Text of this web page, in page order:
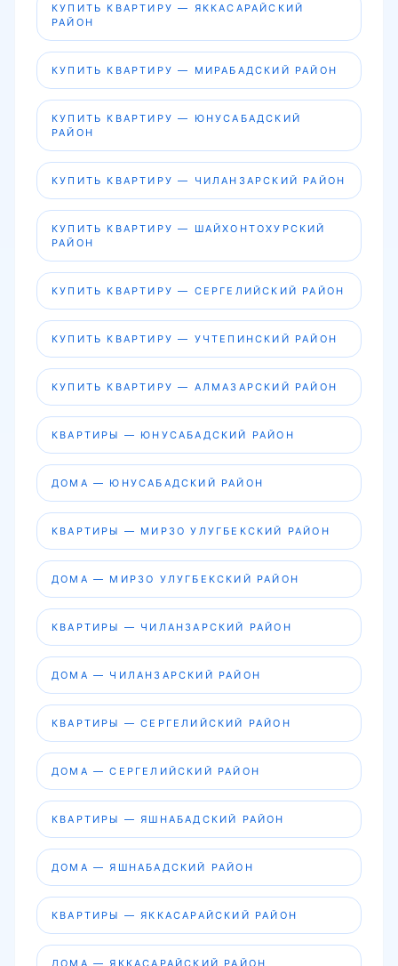
КУПИТЬ КВАРТИРУ — ЯККАСАРАЙСКИЙ
РАЙОН
КУПИТЬ КВАРТИРУ — МИРАБАДСКИЙ РАЙОН
КУПИТЬ КВАРТИРУ — ЮНУСАБАДСКИЙ
РАЙОН
КУПИТЬ КВАРТИРУ — ЧИЛАНЗАРСКИЙ РАЙОН
КУПИТЬ КВАРТИРУ — ШАЙХОНТОХУРСКИЙ
РАЙОН
КУПИТЬ КВАРТИРУ — СЕРГЕЛИЙСКИЙ РАЙОН
КУПИТЬ КВАРТИРУ — УЧТЕПИНСКИЙ РАЙОН
КУПИТЬ КВАРТИРУ — АЛМАЗАРСКИЙ РАЙОН
КВАРТИРЫ — ЮНУСАБАДСКИЙ РАЙОН
ДОМА — ЮНУСАБАДСКИЙ РАЙОН
КВАРТИРЫ — МИРЗО УЛУГБЕКСКИЙ РАЙОН
ДОМА — МИРЗО УЛУГБЕКСКИЙ РАЙОН
КВАРТИРЫ — ЧИЛАНЗАРСКИЙ РАЙОН
ДОМА — ЧИЛАНЗАРСКИЙ РАЙОН
КВАРТИРЫ — СЕРГЕЛИЙСКИЙ РАЙОН
ДОМА — СЕРГЕЛИЙСКИЙ РАЙОН
КВАРТИРЫ — ЯШНАБАДСКИЙ РАЙОН
ДОМА — ЯШНАБАДСКИЙ РАЙОН
КВАРТИРЫ — ЯККАСАРАЙСКИЙ РАЙОН
ДОМА — ЯККАСАРАЙСКИЙ РАЙОН